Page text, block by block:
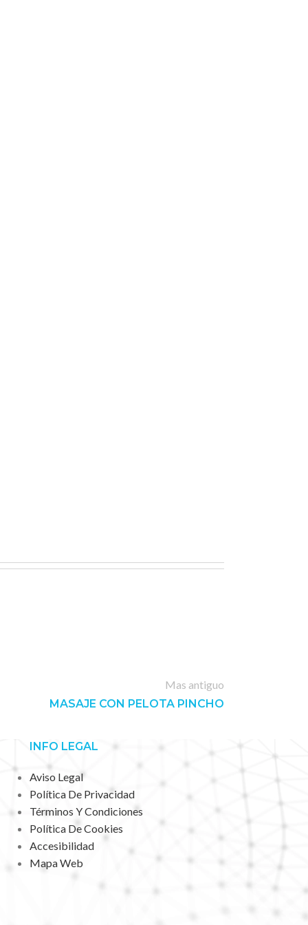
Mas antiguo
MASAJE CON PELOTA PINCHO
INFO LEGAL
Aviso Legal
Política De Privacidad
Términos Y Condiciones
Política De Cookies
Accesibilidad
Mapa Web